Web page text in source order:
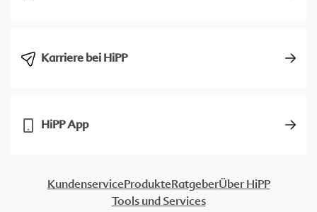
Karriere bei HiPP
HiPP App
KundenserviceProdukteRatgeberÜber HiPP
Tools und Services